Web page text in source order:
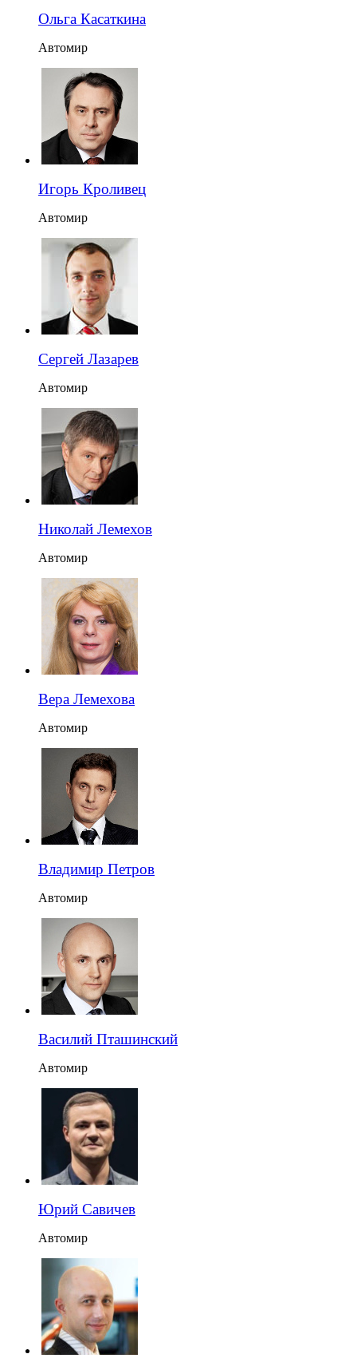
Ольга Касаткина
Автомир
Игорь Кроливец
Автомир
Сергей Лазарев
Автомир
Николай Лемехов
Автомир
Вера Лемехова
Автомир
Владимир Петров
Автомир
Василий Пташинский
Автомир
Юрий Савичев
Автомир